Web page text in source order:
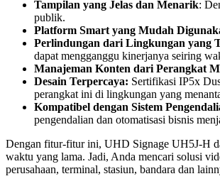
Tampilan yang Jelas dan Menarik:
publik.
Platform Smart yang Mudah
Perlindungan dari Lingkungan yang
dapat mengganggu kinerjanya seiring
Manajeman Konten dari Perangkat
Desain Terpercaya: Sertifikasi IP5x
perangkat ini di lingkungan yang
Kompatibel dengan Sistem
pengendalian dan otomatisasi bisnis
Dengan fitur-fitur ini, UHD Signage UH5J-H
waktu yang lama. Jadi, Anda mencari solusi
perusahaan, terminal, stasiun, bandara dan